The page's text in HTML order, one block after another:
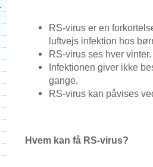
RS-virus er en
luftvejs infektion hos
RS-virus ses hver vinter.
Infektionen giver ikke
gange.
RS-virus kan påvises
Hvem kan få RS-virus?